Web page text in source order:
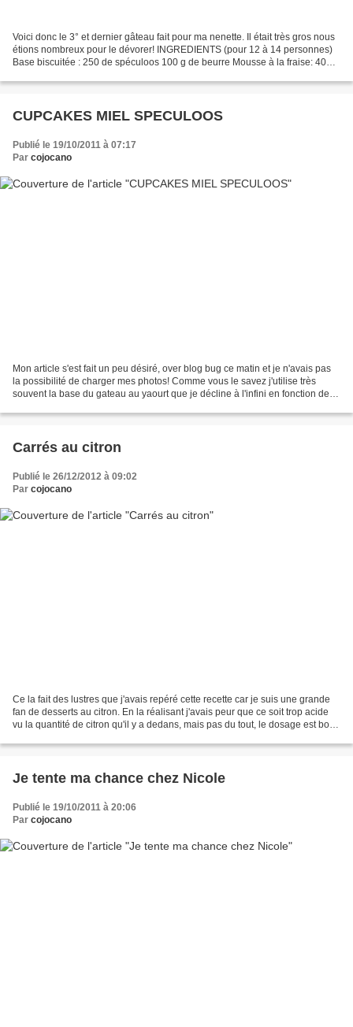
Voici donc le 3° et dernier gâteau fait pour ma nenette. Il était très gros nous
étions nombreux pour le dévorer! INGREDIENTS (pour 12 à 14 personnes)
Base biscuitée : 250 de spéculoos 100 g de beurre Mousse à la fraise: 400 g
CUPCAKES MIEL SPECULOOS
Publié le 19/10/2011 à 07:17
Par cojocano
Mon article s'est fait un peu désiré, over blog bug ce matin et je n'avais pas
la possibilité de charger mes photos! Comme vous le savez j'utilise très
souvent la base du gateau au yaourt que je décline à l'infini en fonction de
Carrés au citron
Publié le 26/12/2012 à 09:02
Par cojocano
Ce la fait des lustres que j'avais repéré cette recette car je suis une grande
fan de desserts au citron. En la réalisant j'avais peur que ce soit trop acide
vu la quantité de citron qu'il y a dedans, mais pas du tout, le dosage est bon.
Je tente ma chance chez Nicole
Publié le 19/10/2011 à 20:06
Par cojocano